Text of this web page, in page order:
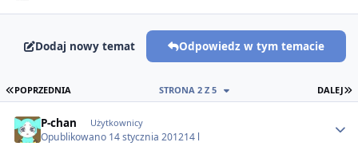
Dodaj nowy temat Odpowiedz w tym temacie
PIERWSZA STRONA
POPRZEDNIA DALEJ
STRONA 2 Z 5
P-chan Użytkownicy
Opublikowano 14 stycznia 201214 l